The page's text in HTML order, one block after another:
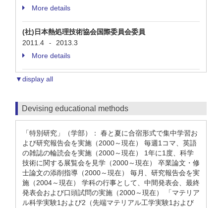
More details
(社)日本熱処理技術協会国際委員会委員
2011.4
-
2013.3
More details
▼display all
Devising educational methods
「特別研究」（学部）： 春と夏に合宿形式で集中学習お
よび研究報告会を実施（2000～現在） 毎週1コマ、英語
の雑誌の輪読会を実施（2000～現在） 1年に1度、科学
技術に関する展覧会を見学（2000～現在） 卒業論文・修
士論文の添削指導（2000～現在） 毎月、研究報告会を実
施（2004～現在） 学科の行事として、中間発表会、最終
発表会および口頭試問の実施（2000～現在） 「マテリア
ル科学実験1および2（先端マテリアル工学実験1および